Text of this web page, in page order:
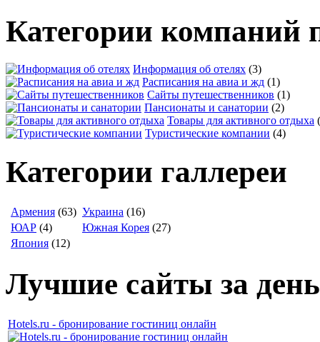
Категории компаний
Информация об отелях (3)
Расписания на авиа и жд (1)
Сайты путешественников (1)
Пансионаты и санатории (2)
Товары для активного отдыха
Туристические компании (4)
Категории галлереи
Армения (63) Украина (16)
ЮАР (4) Южная Корея (27)
Япония (12)
Лучшие сайты за день
Hotels.ru - бронирование гостиниц онлайн